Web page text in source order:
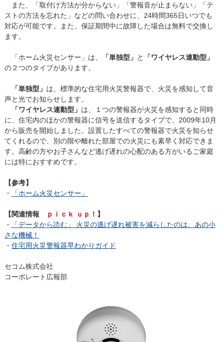
また、「取付け方法が分からない」「警報音が止まらない」「テ
ストの方法を忘れた」などの問い合わせに、24時間365日いつでも
対応が可能です。また、保証期間中に故障した場合は無料で交換し
ます。
「ホーム火災センサー」は、 「単独型」 と
「ワイヤレス連動型」
の２つのタイプがあります。
「単独型」 は、標準的な住宅用火災警報器で、火災を感知して音
声と光でお知らせします。
「ワイヤレス連動型」 は、１つの警報器が火災を感知すると同時
に、住宅内のほかの警報器に信号を送信するタイプで、2009年10月
から販売を開始しました。設置したすべての警報器で火災を知らせ
てくれるので、別の階や離れた部屋での火災にも素早く対応できま
す。高齢の方やお子さんなど逃げ遅れの心配のある方がいるご家庭
には特におすすめです。
【参考】
・
「ホーム火災センサー」
【関連情報 ｐｉｃｋ ｕｐ！ 】
・
「データから読む」 火災の逃げ遅れ被害を減らしたのは、あの小
さな機械！
・ 住宅用火災警報器早わかりガイド
セコム株式会社
コーポレート広報部